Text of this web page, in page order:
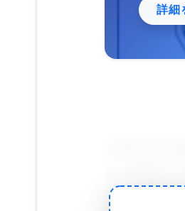
詳細
め、防御機